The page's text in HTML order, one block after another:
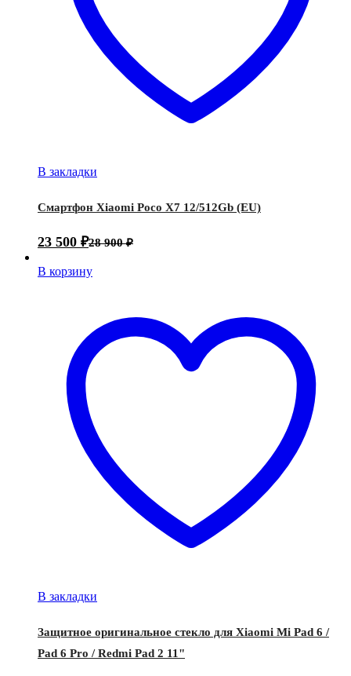
В закладки
Смартфон Xiaomi Poco X7 12/512Gb (EU)
23 500 ₽28 900₽
В корзину
В закладки
Защитное оригинальное стекло для Xiaomi Mi Pad 6 /
Pad 6 Pro / Redmi Pad 2 11"